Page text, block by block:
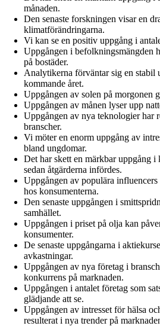
månaden.
Den senaste forskningen visar en
klimatförändringarna.
Vi kan se en positiv uppgång i
Uppgången i befolkningsmängden
på bostäder.
Analytikerna förväntar sig en stabil
kommande året.
Uppgången av solen på morgonen
Uppgången av månen lyser upp
Uppgången av nya teknologier har
branscher.
Vi möter en enorm uppgång av
bland ungdomar.
Det har skett en märkbar uppgång i
sedan åtgärderna infördes.
Uppgången av populära
hos konsumenterna.
Den senaste uppgången i
samhället.
Uppgången i priset på olja kan
konsumenter.
De senaste uppgångarna i
avkastningar.
Uppgången av nya företag i
konkurrens på marknaden.
Uppgången i antalet företag som
glädjande att se.
Uppgången av intresset för hälsa
resulterat i nya trender på